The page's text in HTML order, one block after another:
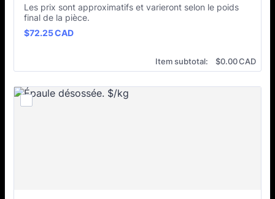
Les prix sont approximatifs et varieront selon le poids
final de la pièce.
$72.25 CAD
$72.25CAD
Item subtotal: $0.00 CAD
$0.00CAD